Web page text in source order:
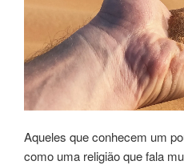
Aqueles que conhecem um
como uma religião que fala